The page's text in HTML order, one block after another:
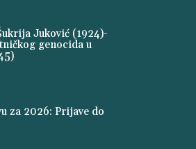
Juković (1924)-
genocida u
za 2026: Prijave do